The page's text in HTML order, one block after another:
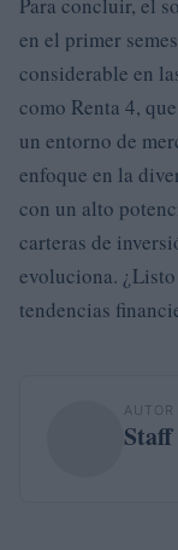
en el primer
considerable en
como Renta 4,
un entorno de
enfoque en la
con un alto
carteras de
evoluciona.
tendencias
AUTOR
Staff